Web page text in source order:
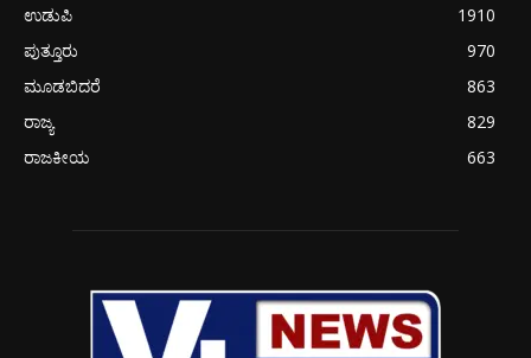
ಉಡುಪಿ
1910
ಪುತ್ತೂರು
970
ಮೂಡಬಿದರೆ
863
ರಾಜ್ಯ
829
ರಾಜಕೀಯ
663